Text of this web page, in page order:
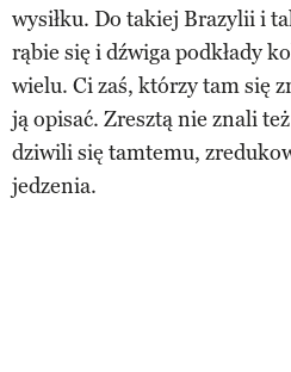
wysiłku. Do takiej Brazylii i
rąbie się i dźwiga podkłady
wielu. Ci zaś, którzy tam się
ją opisać. Zresztą nie znali
dziwili się tamtemu,
jedzenia.